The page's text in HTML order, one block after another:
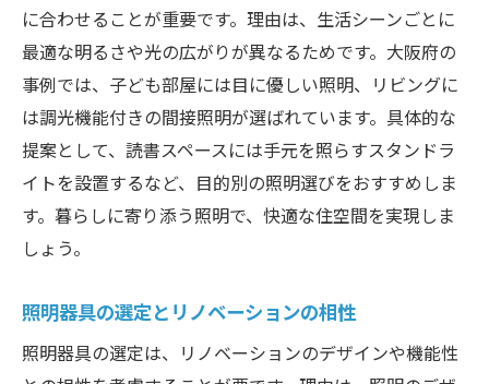
暮らしを彩る照明配置のポイント集
リノベーション照明配置で暮らしを豊かに
生活動線を考えたリノベーション照明術
リノベーション照明の配置で快適空間実現
家族構成に合わせたリノベーション照明選
び
に合わせることが重要です。理由は、生活シーンごとに
最適な明るさや光の広がりが異なるためです。大阪府の
事例では、子ども部屋には目に優しい照明、リビングに
は調光機能付きの間接照明が選ばれています。具体的な
提案として、読書スペースには手元を照らすスタンドラ
イトを設置するなど、目的別の照明選びをおすすめしま
す。暮らしに寄り添う照明で、快適な住空間を実現しま
しょう。
照明器具の選定とリノベーションの相性
照明器具の選定は、リノベーションのデザインや機能性